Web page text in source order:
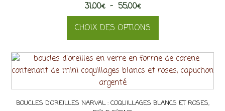
31,00€ – 55,00€Plage
de
prix :
31,00€
à
55,00€
CHOIX DES OPTIONS
produit
a
plusieurs
Les
BOUCLES D’OREILLES NARVAL : COQUILLAGES BLANCS ET ROSES,